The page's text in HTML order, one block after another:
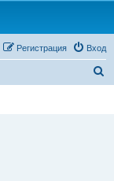
Вход
Регистрация